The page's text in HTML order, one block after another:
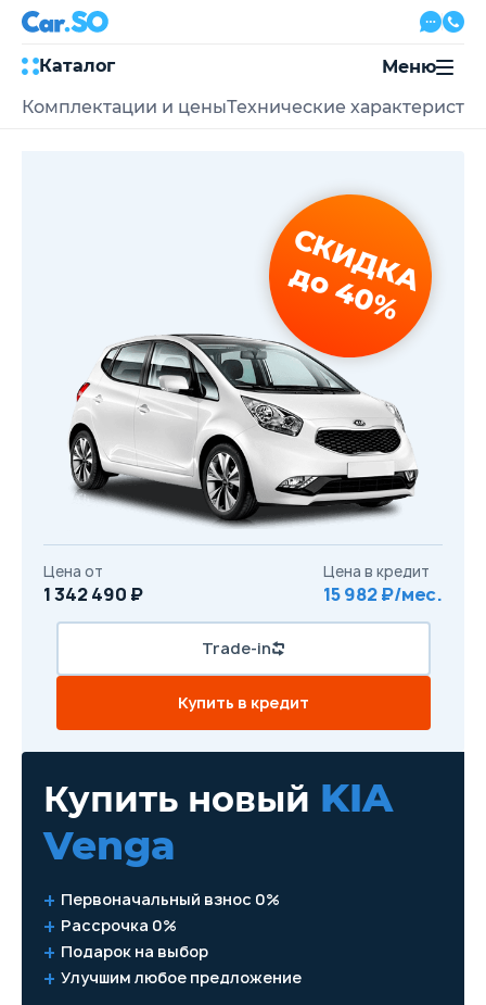
Каталог
8 800 500-03-23
с 08:00 по 20:00, без выходных
Привольная улица, 2, к5
Перезвоните мне
Меню
Комплектации и ценыТехнические
Купить новый KIA
Venga
Первоначальный взнос 0%
Рассрочка 0%
Подарок на выбор
Улучшим любое предложение
СКИДКА
до 40%
Цена от
1 342 490 ₽
Цена в кредит
15 982 ₽/мес.
Trade-in
Купить в кредит